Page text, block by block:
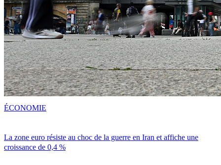
La zone euro résiste au choc de la guerre en Iran et affiche une
croissance de 0,4 %
ÉCONOMIE